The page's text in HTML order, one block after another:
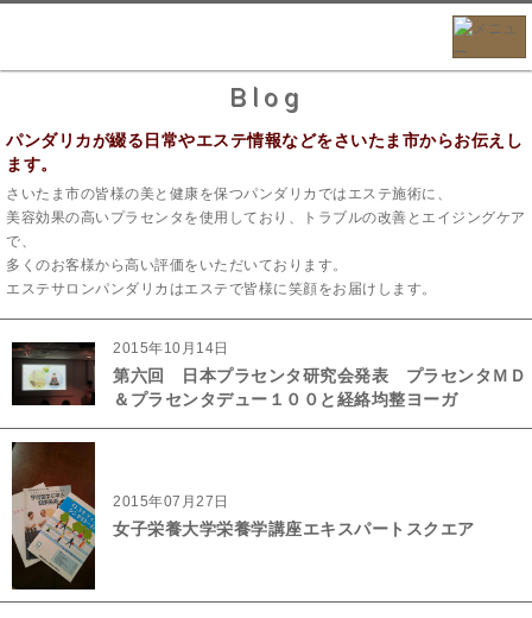
Blog
パンダリカが綴る日常やエステ情報などをさいたま市からお伝えし
ます。
さいたま市の皆様の美と健康を保つパンダリカではエステ施術に、
美容効果の高いプラセンタを使用しており、トラブルの改善とエイジングケア
で、
多くのお客様から高い評価をいただいております。
エステサロンパンダリカはエステで皆様に笑顔をお届けします。
2015年10月14日
第六回 日本プラセンタ研究会発表 プラセンタＭＤ
＆プラセンタデュー１００と経絡均整ヨーガ
2015年07月27日
女子栄養大学栄養学講座エキスパートスクエア